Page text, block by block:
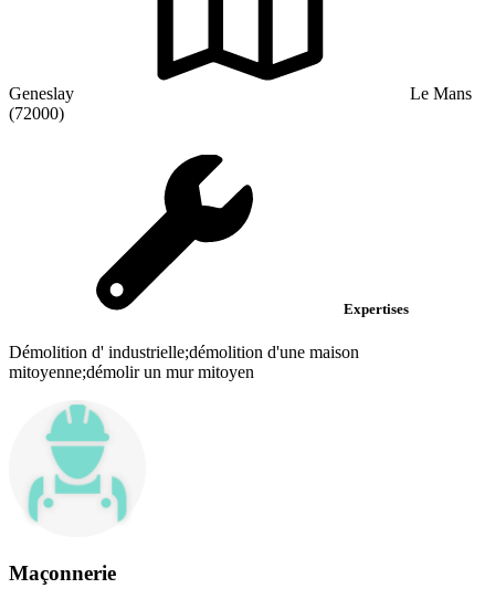
Geneslay
Le Mans
(72000)
Expertises
Démolition d' industrielle;démolition d'une maison
mitoyenne;démolir un mur mitoyen
Maçonnerie